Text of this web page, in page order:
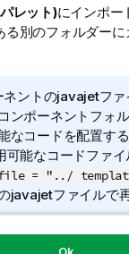
レット)にインポー
別のフォルダー
ントのjavajetフ
ンポーネントフォ
なコードを配置す
可能なコードファイ
file = "../
javajetファイルで
て環境設定を確定し